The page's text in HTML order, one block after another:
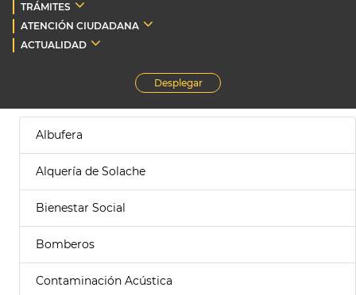
TRÁMITES
ATENCIÓN CIUDADANA
ACTUALIDAD
Desplegar
Albufera
Alquería de Solache
Bienestar Social
Bomberos
Contaminación Acústica